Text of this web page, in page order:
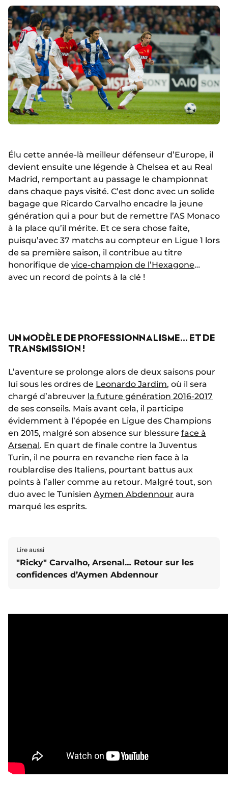
Élu cette année-là meilleur défenseur d’Europe, il
devient ensuite une légende à Chelsea et au Real
Madrid, remportant au passage le championnat
dans chaque pays visité. C’est donc avec un solide
bagage que Ricardo Carvalho encadre la jeune
génération qui a pour but de remettre l’AS Monaco
à la place qu’il mérite. Et ce sera chose faite,
puisqu’avec 37 matchs au compteur en Ligue 1 lors
de sa première saison, il contribue au titre
honorifique de vice-champion de l’Hexagone…
avec un record de points à la clé !
UN MODÈLE DE PROFESSIONNALISME… ET DE
TRANSMISSION !
L’aventure se prolonge alors de deux saisons pour
lui sous les ordres de Leonardo Jardim, où il sera
chargé d’abreuver la future génération 2016-2017
de ses conseils. Mais avant cela, il participe
évidemment à l’épopée en Ligue des Champions
en 2015, malgré son absence sur blessure face à
Arsenal. En quart de finale contre la Juventus
Turin, il ne pourra en revanche rien face à la
roublardise des Italiens, pourtant battus aux
points à l’aller comme au retour. Malgré tout, son
duo avec le Tunisien Aymen Abdennour aura
marqué les esprits.
Lire aussi
"Ricky" Carvalho, Arsenal… Retour sur les
confidences d’Aymen Abdennour